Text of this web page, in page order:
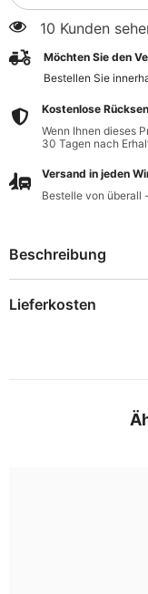
10 Kunden
Möchten Sie den
Bestellen Sie
Kostenlose
Wenn Ihnen dieses
30 Tagen nach
Versand in jeden
Bestelle von überall
Beschreibung
Lieferkosten